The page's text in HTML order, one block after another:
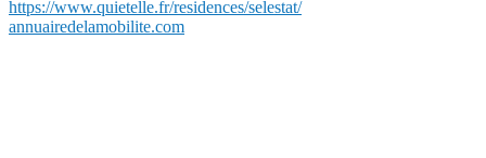
https://www.quietelle.fr/residences/selestat/
annuairedelamobilite.com